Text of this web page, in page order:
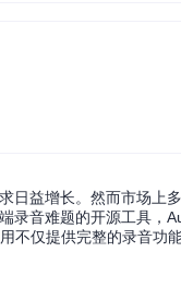
益增长。然而市场上
录音难题的开源工具，
不仅提供完整的录音功